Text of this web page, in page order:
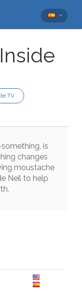
TV
something, is
changes
moustache
Neil to help
.